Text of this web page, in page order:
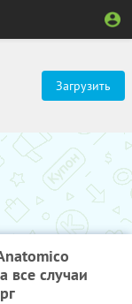
Загрузить
все случаи